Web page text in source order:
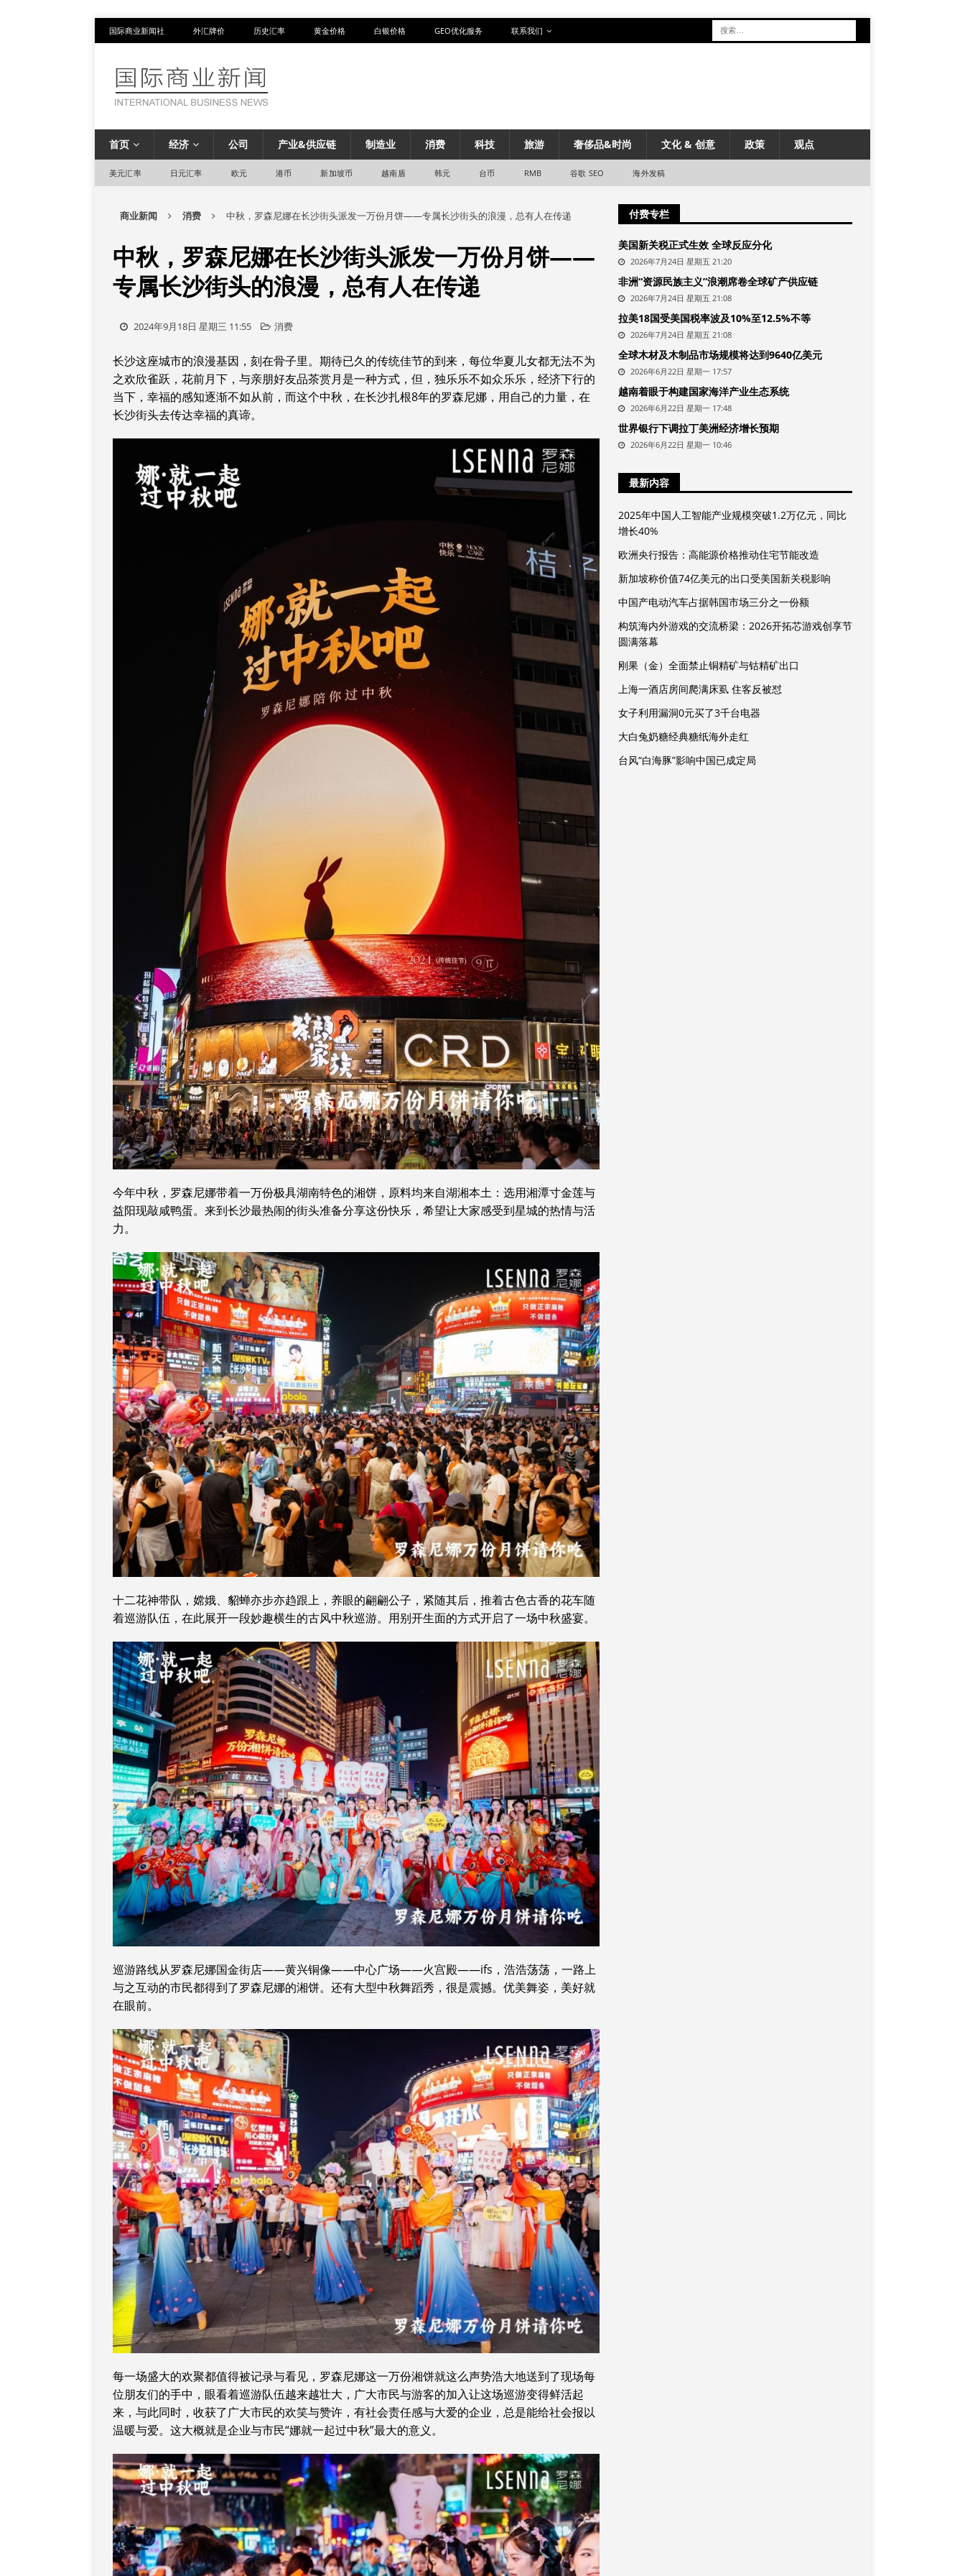
国际商业新闻社 外汇牌价 历史汇率 黄金价格 白银价格 GEO优化服务 联系我们
首页 经济 公司 产业&供应链 制造业 消费 科技 旅游 奢侈品&时尚 文化 & 创意 政策 观点
美元汇率 日元汇率 欧元 港币 新加坡币 越南盾 韩元 台币 RMB 谷歌 SEO 海外发稿
商业新闻 消费 中秋，罗森尼娜在长沙街头派发一万份月饼——专属长沙街头的浪漫，总有人在传递
中秋，罗森尼娜在长沙街头派发一万份月饼——
专属长沙街头的浪漫，总有人在传递
2024年9月18日 星期三 11:55 消费
长沙这座城市的浪漫基因，刻在骨子里。期待已久的传统佳节的到来，每位华夏儿女都无法不为
之欢欣雀跃，花前月下，与亲朋好友品茶赏月是一种方式，但，独乐乐不如众乐乐，经济下行的
当下，幸福的感知逐渐不如从前，而这个中秋，在长沙扎根8年的罗森尼娜，用自己的力量，在
长沙街头去传达幸福的真谛。
今年中秋，罗森尼娜带着一万份极具湖南特色的湘饼，原料均来自湖湘本土：选用湘潭寸金莲与
益阳现敲咸鸭蛋。来到长沙最热闹的街头准备分享这份快乐，希望让大家感受到星城的热情与活
力。
十二花神带队，嫦娥、貂蝉亦步亦趋跟上，养眼的翩翩公子，紧随其后，推着古色古香的花车随
着巡游队伍，在此展开一段妙趣横生的古风中秋巡游。用别开生面的方式开启了一场中秋盛宴。
巡游路线从罗森尼娜国金街店——黄兴铜像——中心广场——火宫殿——ifs，浩浩荡荡，一路上
与之互动的市民都得到了罗森尼娜的湘饼。还有大型中秋舞蹈秀，很是震撼。优美舞姿，美好就
在眼前。
每一场盛大的欢聚都值得被记录与看见，罗森尼娜这一万份湘饼就这么声势浩大地送到了现场每
位朋友们的手中，眼看着巡游队伍越来越壮大，广大市民与游客的加入让这场巡游变得鲜活起
来，与此同时，收获了广大市民的欢笑与赞许，有社会责任感与大爱的企业，总是能给社会报以
温暖与爱。这大概就是企业与市民“娜就一起过中秋”最大的意义。
付费专栏
美国新关税正式生效 全球反应分化
2026年7月24日 星期五 21:20
非洲“资源民族主义”浪潮席卷全球矿产供应链
2026年7月24日 星期五 21:08
拉美18国受美国税率波及10%至12.5%不等
2026年7月24日 星期五 21:08
全球木材及木制品市场规模将达到9640亿美元
2026年6月22日 星期一 17:57
越南着眼于构建国家海洋产业生态系统
2026年6月22日 星期一 17:48
世界银行下调拉丁美洲经济增长预期
2026年6月22日 星期一 10:46
最新内容
2025年中国人工智能产业规模突破1.2万亿元，同比
增长40%
欧洲央行报告：高能源价格推动住宅节能改造
新加坡称价值74亿美元的出口受美国新关税影响
中国产电动汽车占据韩国市场三分之一份额
构筑海内外游戏的交流桥梁：2026开拓芯游戏创享节
圆满落幕
刚果（金）全面禁止铜精矿与钴精矿出口
上海一酒店房间爬满床虱 住客反被怼
女子利用漏洞0元买了3千台电器
大白兔奶糖经典糖纸海外走红
台风“白海豚”影响中国已成定局